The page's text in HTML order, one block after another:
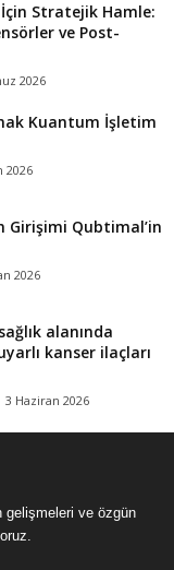
İçin Stratejik Hamle:
ve Post-
2026
Kuantum İşletim
2026
Qubtimal’in
2026
alanında
kanser ilaçları
3 Haziran 2026
gelişmeleri ve özgün